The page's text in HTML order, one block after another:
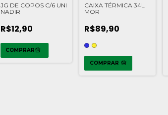
JG DE COPOS C/6 UNI
NADIR
R$12,90
CAIXA TÉRMICA 34L
MOR
R$89,90
COMPRAR